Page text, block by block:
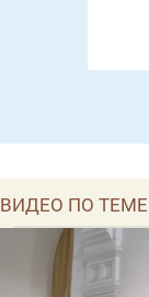
ВИДЕО ПО ТЕМЕ